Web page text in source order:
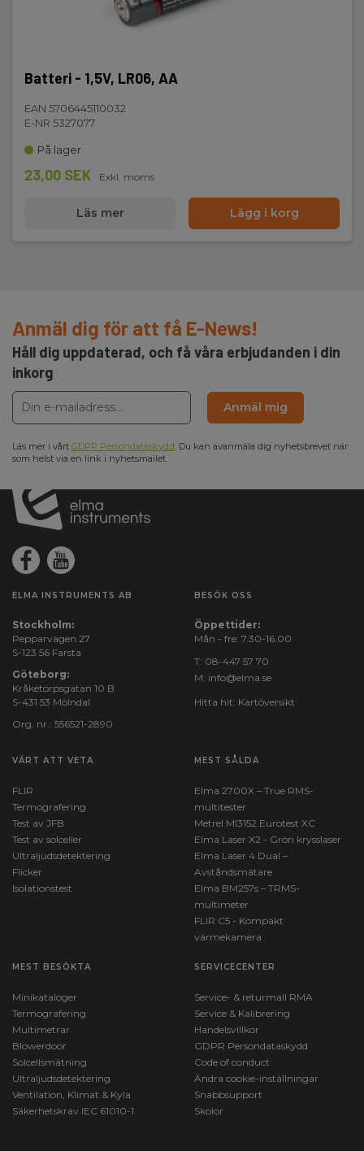
Batteri - 1,5V, LR06, AA
EAN 5706445110032
E-NR 5327077
På lager
23,00 SEK Exkl. moms
Läs mer Lägg i korg
Anmäl dig för att få E-News!
Håll dig uppdaterad, och få våra erbjudanden i din
inkorg
Anmäl mig
Läs mer i vårt GDPR Persondataskydd. Du kan avanmäla dig nyhetsbrevet när
som helst via en link i nyhetsmailet.
ELMA INSTRUMENTS AB
Stockholm:
Pepparvägen 27
S-123 56 Farsta
Göteborg:
Kråketorpsgatan 10 B
S-431 53 Mölndal
Org. nr.: 556521-2890
BESÖK OSS
Öppettider:
Mån - fre: 7.30-16.00
T: 08-447 57 70
M: info@elma.se
Hitta hit: Kartöversikt
VÄRT ATT VETA
FLIR
Termografering
Test av JFB
Test av solceller
Ultraljudsdetektering
Flicker
Isolationstest
MEST SÅLDA
Elma 2700X – True RMS-
multitester
Metrel MI3152 Eurotest XC
Elma Laser X2 - Grön krysslaser
Elma Laser 4 Dual –
Avståndsmätare
Elma BM257s – TRMS-
multimeter
FLIR C5 - Kompakt
värmekamera
MEST BESÖKTA
Minikataloger
Termografering
Multimetrar
Blowerdoor
Solcellsmätning
Ultraljudsdetektering
Ventilation, Klimat & Kyla
Säkerhetskrav IEC 61010-1
SERVICECENTER
Service- & returmall RMA
Service & Kalibrering
Handelsvillkor
GDPR Persondataskydd
Code of conduct
Ändra cookie-inställningar
Snabbsupport
Skolor